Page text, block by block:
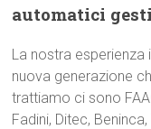
automatici
La nostra esperienza
nuova generazione
trattiamo ci sono
Fadini, Ditec,